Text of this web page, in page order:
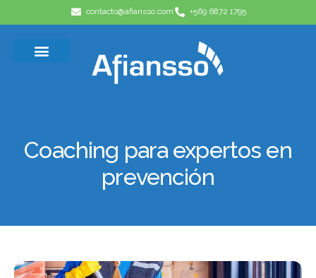
contacto@afiansso.com +569 6872 1795
Coaching para expertos en
prevención